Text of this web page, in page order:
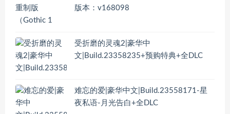
版本：v168098
受折磨的灵魂2|豪华中
文|Build.23358235+预购特典+全DLC
难忘的爱|豪华中文|Build.23558171-星
夜私语-月光告白+全DLC